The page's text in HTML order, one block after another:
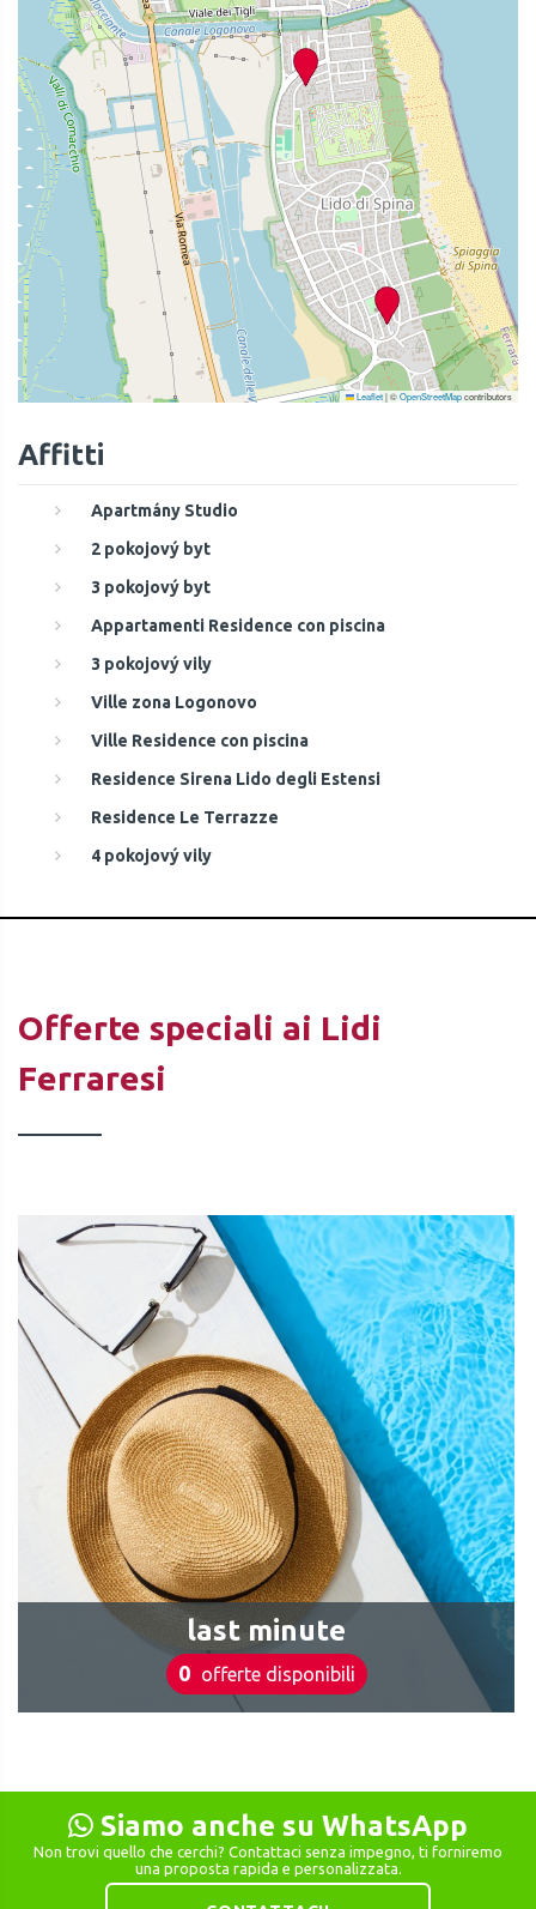
Leaflet|©OpenStreetMapcontributors
Affitti
Apartmány Studio
2 pokojový byt
3 pokojový byt
Appartamenti Residence con piscina
3 pokojový vily
Ville zona Logonovo
Ville Residence con piscina
Residence Sirena Lido degli Estensi
Residence Le Terrazze
4 pokojový vily
Offerte speciali ai Lidi
Ferraresi
last minute
0 offerte disponibili
Siamo anche su WhatsApp
Non trovi quello che cerchi? Contattaci senza impegno, ti forniremo
una proposta rapida e personalizzata.